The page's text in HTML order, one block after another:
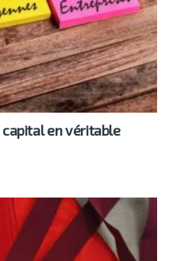
capital en véritable